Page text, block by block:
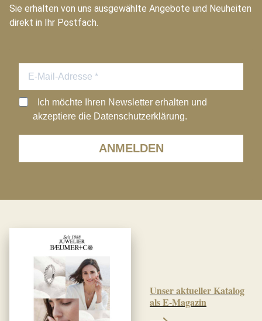
Sie erhalten von uns ausgewählte Angebote und Neuheiten
direkt in Ihr Postfach.
ANMELDEN
Ich möchte Ihren Newsletter erhalten und
akzeptiere die Datenschutzerklärung.
Unser aktueller Katalog
als E-Magazin